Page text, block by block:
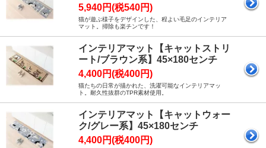
5,940円(税540円)
猫が遊ぶ様子をデザインした、程よい毛足のインテリア
マット。掃除も楽チンです！
インテリアマット【キャットストリ
ート/ブラウン系】45×180センチ
4,400円(税400円)
猫たちの日常が描かれた、洗濯可能なインテリアマッ
ト。耐久性抜群のTPR素材使用。
インテリアマット【キャットウォー
ク/グレー系】45×180センチ
4,400円(税400円)